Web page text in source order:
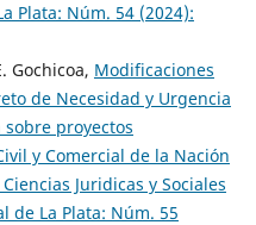
Plata: Núm. 54 (2024):
Gochicoa, Modificaciones
de Necesidad y Urgencia
proyectos
y Comercial de la Nación
Juridicas y Sociales
de La Plata: Núm. 55